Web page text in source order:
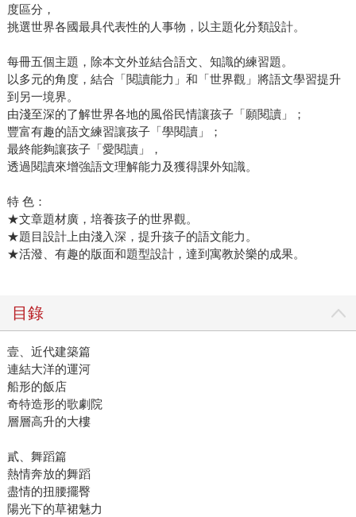
度區分，
挑選世界各國最具代表性的人事物，以主題化分類設計。
每冊五個主題，除本文外並結合語文、知識的練習題。
以多元的角度，結合「閱讀能力」和「世界觀」將語文學習提升
到另一境界。
由淺至深的了解世界各地的風俗民情讓孩子「願閱讀」；
豐富有趣的語文練習讓孩子「學閱讀」；
最終能夠讓孩子「愛閱讀」，
透過閱讀來增強語文理解能力及獲得課外知識。
特 色：
★文章題材廣，培養孩子的世界觀。
★題目設計上由淺入深，提升孩子的語文能力。
★活潑、有趣的版面和題型設計，達到寓教於樂的成果。
目錄
壹、近代建築篇
連結大洋的運河
船形的飯店
奇特造形的歌劇院
層層高升的大樓
貳、舞蹈篇
熱情奔放的舞蹈
盡情的扭腰擺臀
陽光下的草裙魅力